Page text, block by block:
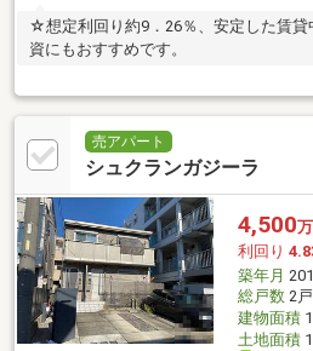
☆想定利回り約9．26％、安定した賃貸
資にもおすすめです。
売アパート
シュクランガジーラ
4,500
利回り
築年月
総戸数2戸
建物面積
土地面積